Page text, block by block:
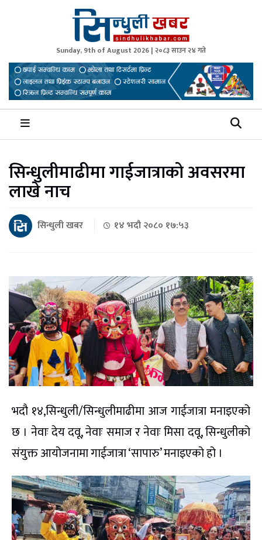
Sindhuli Khabar
News from Sindhuli Nepal
Sunday, 9th of August 2026 | २०८३ साउन २४ गते
सिन्धुलीमाढीमा गाईजात्राको अवसरमा
लाखे नाच
सिन्धुली खबर १४ भदौ २०८० १७:५३
भदौ १४,सिन्धुली/सिन्धुलीमाढीमा आज गाईजात्रा मनाइएको
छ । नेवाः देय दवू, नेवाः समाज र नेवाः मिसा दवू, सिन्धुलीको
संयुक्त आयोजनामा गाईजात्रा ‘सापारु’ मनाइएको हो ।